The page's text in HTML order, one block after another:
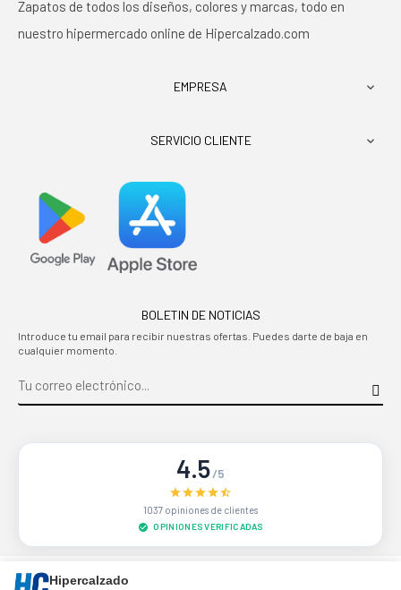
Zapatos de todos los diseños, colores y marcas, todo en
nuestro hipermercado online de Hipercalzado.com
EMPRESA 
SERVICIO CLIENTE 
BOLETIN DE NOTICIAS
Introduce tu email para recibir nuestras ofertas. Puedes darte de baja en
cualquier momento.
4.5/5
1037 opiniones de clientes
OPINIONES VERIFICADAS
Sitio protegido por reCAPTCHA.
Hipercalzado